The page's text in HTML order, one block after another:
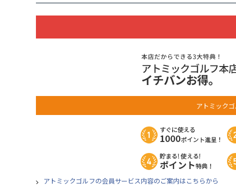
アトミック
アトミックゴルフの会員サービス内容のご案内はこちらから